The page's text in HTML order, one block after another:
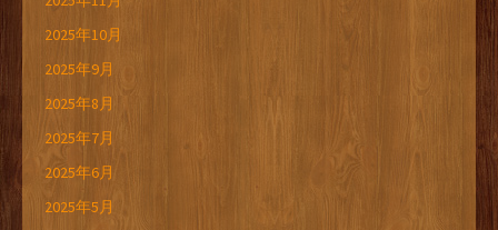
2025年10月
2025年9月
2025年8月
2025年7月
2025年6月
2025年5月